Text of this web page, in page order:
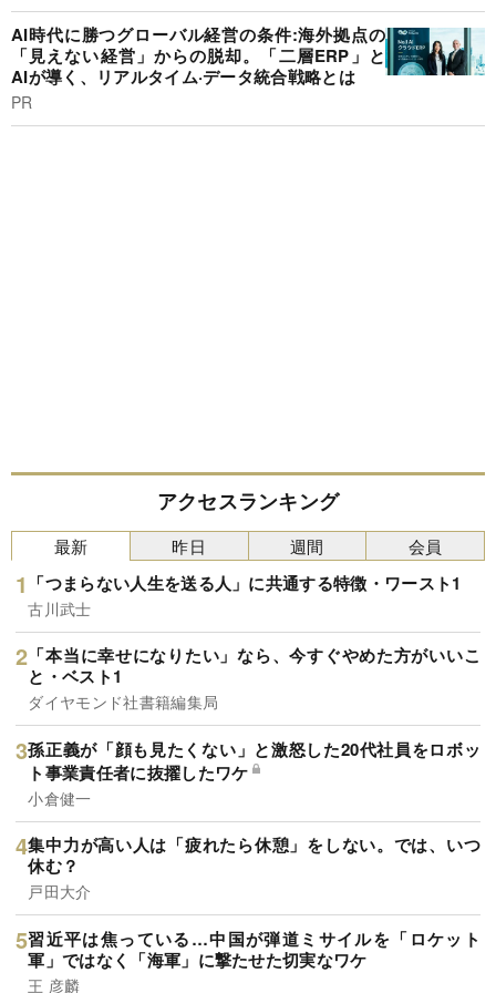
AI時代に勝つグローバル経営の条件:海外拠点の
「見えない経営」からの脱却。「二層ERP」と
AIが導く、リアルタイム·データ統合戦略とは
PR
アクセスランキング
最新
「つまらない人生を送る人」に共通する特徴・ワースト1
古川武士
「本当に幸せになりたい」なら、今すぐやめた方がいいこ
と・ベスト1
ダイヤモンド社書籍編集局
孫正義が「顔も見たくない」と激怒した20代社員をロボッ
ト事業責任者に抜擢したワケ
小倉健一
集中力が高い人は「疲れたら休憩」をしない。では、いつ
休む？
戸田大介
習近平は焦っている…中国が弾道ミサイルを「ロケット
軍」ではなく「海軍」に撃たせた切実なワケ
王 彦麟
昨日 週間 会員